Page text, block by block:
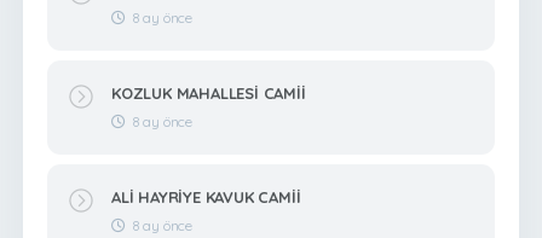
8 ay önce
KOZLUK MAHALLESİ CAMİİ
8 ay önce
ALİ HAYRİYE KAVUK CAMİİ
8 ay önce